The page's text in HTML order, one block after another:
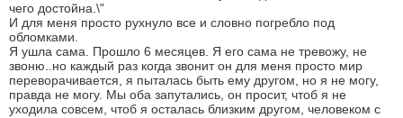
чего достойна.\"
И для меня просто рухнуло все и словно погребло под
обломками.
Я ушла сама. Прошло 6 месяцев. Я его сама не тревожу, не
звоню..но каждый раз когда звонит он для меня просто мир
переворачивается, я пыталась быть ему другом, но я не могу,
правда не могу. Мы оба запутались, он просит, чтоб я не
уходила совсем, чтоб я осталась близким другом, человеком с